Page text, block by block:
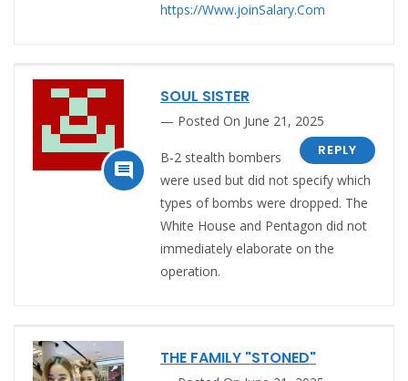
https://Www.joinSalary.Com

SOUL SISTER
Posted On June 21, 2025
REPLY
B-2 stealth bombers
were used but did not specify which
types of bombs were dropped. The
White House and Pentagon did not
immediately elaborate on the
operation.
THE FAMILY "STONED"